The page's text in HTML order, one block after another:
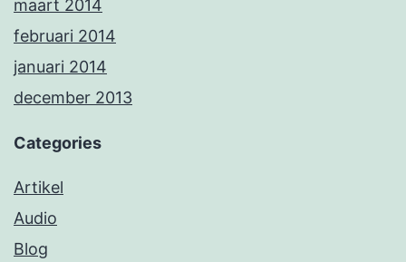
maart 2014
februari 2014
januari 2014
december 2013
Categories
Artikel
Audio
Blog